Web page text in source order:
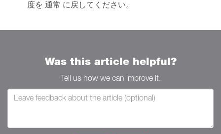
度を 通常 に戻してください。
Was this article helpful?
Tell us how we can improve it.